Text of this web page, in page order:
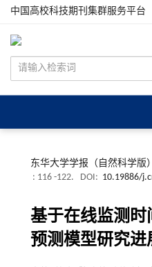
中国高校科技期刊集群服务平台
东华大学学报（自然科学版）
: 116 -122.
DOI: 10.19886/
基于在线监测时
预测模型研究进